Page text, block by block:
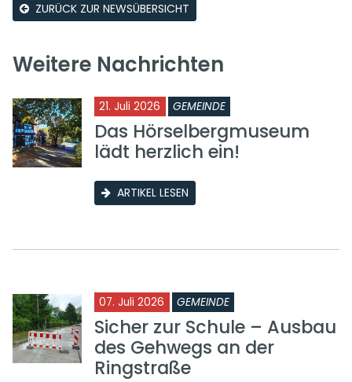
ZURÜCK ZUR NEWSÜBERSICHT
Weitere Nachrichten
21. Juli 2026 GEMEINDE
Das Hörselbergmuseum
lädt herzlich ein!
ARTIKEL LESEN
07. Juli 2026 GEMEINDE
Sicher zur Schule – Ausbau
des Gehwegs an der
Ringstraße